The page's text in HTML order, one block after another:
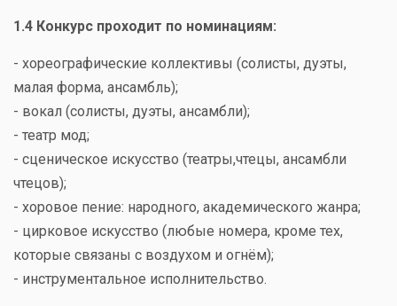
1.4 Конкурс проходит по номинациям:
- хореографические коллективы (солисты, дуэты,
малая форма, ансамбль);
- вокал (солисты, дуэты, ансамбли);
- театр мод;
- сценическое искусство (театры,чтецы, ансамбли
чтецов);
- хоровое пение: народного, академического жанра;
- цирковое искусство (любые номера, кроме тех,
которые связаны с воздухом и огнём);
- инструментальное исполнительство.